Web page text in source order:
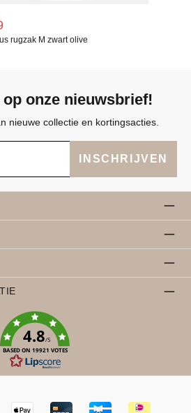
rugzak M zwart olive
onze nieuwsbrief!
nieuwe collectie en kortingsacties.
INSCHRIJVEN
4.8/5
BASED ON 19921 VOTES